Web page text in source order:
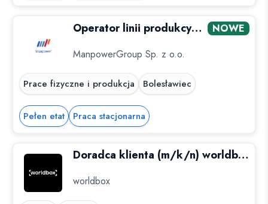
Operator linii produkcyjnej (K/M) -...
NOWE
ManpowerGroup Sp. z o.o.
Prace fizyczne i produkcja Bolesławiec
Pełen etat Praca stacjonarna
Doradca klienta (m/k/n) worldbox Czeladź
worldbox